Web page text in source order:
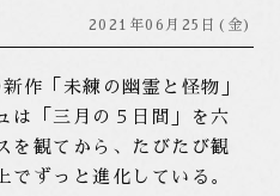
2021年06月25日(金)
作「未練の幽霊と怪物」
は「三月の５日間」を六
を観てから、たびたび観
でずっと進化している。